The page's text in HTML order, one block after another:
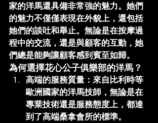
家的洋馬還具備非常強的魅力。她們
的魅力不僅僅表現在外貌上，還包括
她們的談吐和舉止。無論是在按摩過
程中的交流，還是與顧客的互動，她
們總是能夠讓顧客感到賓至如歸。
為何選擇花心公子俱樂部的洋馬？
高端的服務質量 ：來自比利時等
歐洲國家的洋馬技師，無論是在
專業技術還是服務態度上，都達
到了高端桑拿會所的標準。